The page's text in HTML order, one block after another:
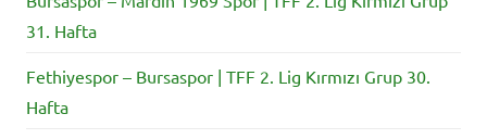
31. Hafta
Fethiyespor – Bursaspor | TFF 2. Lig Kırmızı Grup 30.
Hafta